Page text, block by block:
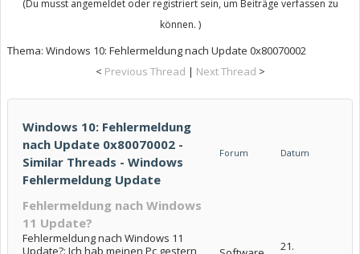
(Du musst angemeldet oder registriert sein, um Beiträge verfassen zu
können. )
Thema: Windows 10: Fehlermeldung nach Update 0x80070002
< Previous Thread | Next Thread >
Windows 10: Fehlermeldung
nach Update 0x80070002 -
Similar Threads - Windows
Fehlermeldung Update
Forum Datum
Fehlermeldung nach Windows
11 Update?
Fehlermeldung nach Windows 11
Update?: Ich hab meinen Pc gestern
21.